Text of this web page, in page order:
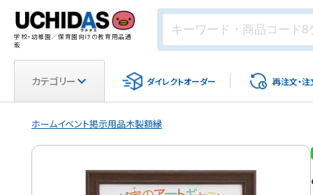
学校・幼稚園／保育園向けの教育用品通
販
カテゴリー ダイレクトオーダー 再注文・注
ホームイベント掲示用品木製額縁